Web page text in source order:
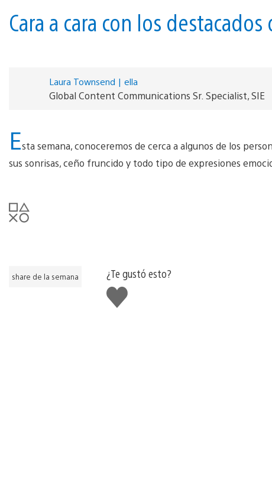
Cara a cara con los
Laura Townsend | ella
Global Content Communications Sr. Specialist, SIE
Esta semana, conoceremos de cerca a algunos de los
sus sonrisas, ceño fruncido y todo tipo de expresiones
share de la semana
¿Te gustó esto?
Me
gusta